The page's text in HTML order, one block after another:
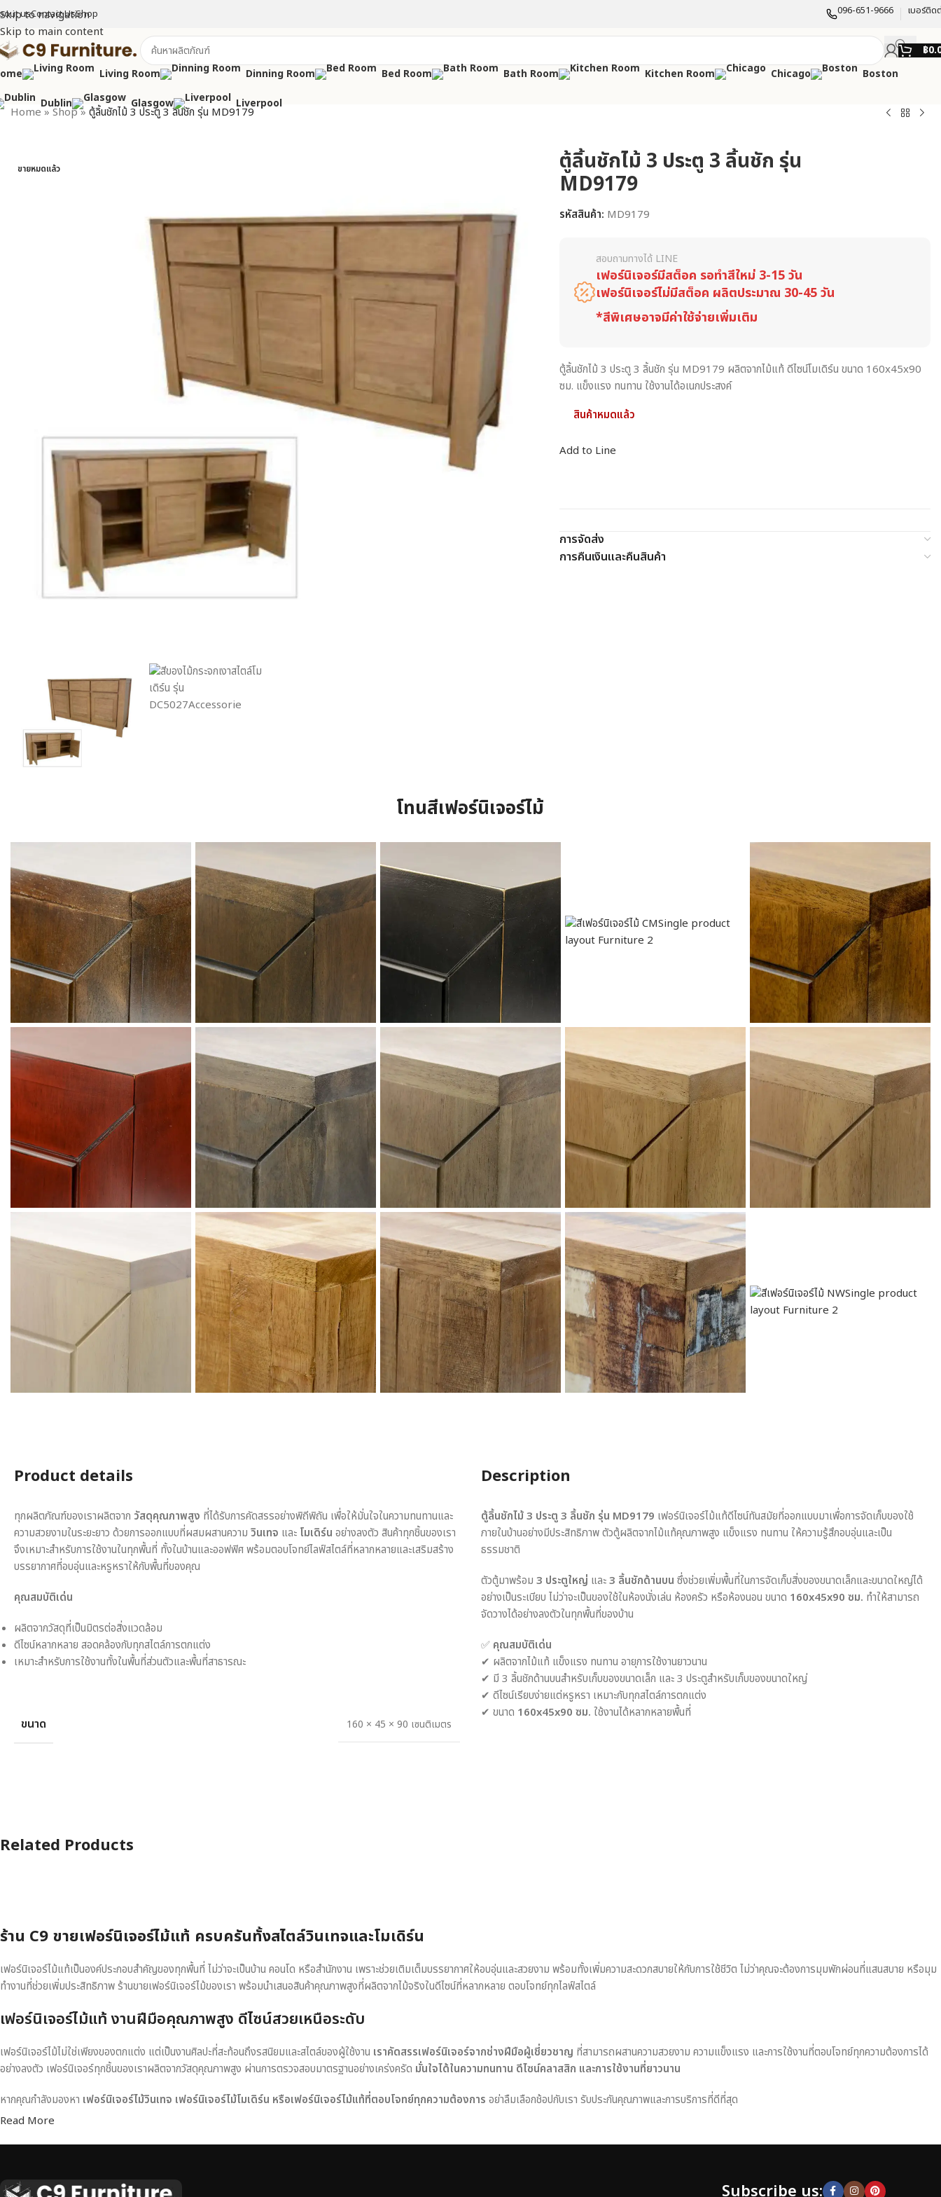
Skip to navigation
Skip to main content
usContact UsShop 096-651-9666 เบอร์ติด
฿
Living Room Dinning Room Bed Room Bath Room Kitchen Room Chicago
Boston
Dublin
Glasgow Liverpool
Home » Shop» ตู้ลิ้นชักไม้ 3 ประตู 3 ลิ้นชัก รุ่น MD9179
ขายหมดแล้ว ตู้ลิ้นชักไม้ 3 ประตู 3 ลิ้นชัก รุ่น
MD9179
รหัสสินค้า: MD9179
สอบถามทางได้ LINE
เฟอร์นิเจอร์มีสต็อค รอทำสีใหม่ 3-15 วัน
เฟอร์นิเจอร์ไม่มีสต็อค ผลิตประมาณ 30-45 วัน
*สีพิเศษอาจมีค่าใช้จ่ายเพิ่มเติม
ตู้ลิ้นชักไม้ 3 ประตู 3 ลิ้นชัก รุ่น MD9179 ผลิตจากไม้แท้ ดีไซน์โมเดิร์น ขนาด 160x45x90
ซม. แข็งแรง ทนทาน ใช้งานได้อเนกประสงค์
สินค้าหมดแล้ว
Add to Line
การจัดส่ง
การคืนเงินและคืนสินค้า
โทนสีเฟอร์นิเจอร์ไม้
Product details
ทุกผลิตภัณฑ์ของเราผลิตจาก วัสดุคุณภาพสูง ที่ได้รับการคัดสรรอย่างพิถีพิถัน เพื่อให้มั่นใจในความทนทานและ
ความสวยงามในระยะยาว ด้วยการออกแบบที่ผสมผสานความ วินเทจ และ โมเดิร์น อย่างลงตัว สินค้าทุกชิ้นของเรา
จึงเหมาะสำหรับการใช้งานในทุกพื้นที่ ทั้งในบ้านและออฟฟิศ พร้อมตอบโจทย์ไลฟ์สไตล์ที่หลากหลายและเสริมสร้าง
บรรยากาศที่อบอุ่นและหรูหราให้กับพื้นที่ของคุณ
คุณสมบัติเด่น
ผลิตจากวัสดุที่เป็นมิตรต่อสิ่งแวดล้อม
ดีไซน์หลากหลาย สอดคล้องกับทุกสไตล์การตกแต่ง
เหมาะสำหรับการใช้งานทั้งในพื้นที่ส่วนตัวและพื้นที่สาธารณะ
ขนาด 160 × 45 × 90 เซนติเมตร
Description
ตู้ลิ้นชักไม้ 3 ประตู 3 ลิ้นชัก รุ่น MD9179 เฟอร์นิเจอร์ไม้แท้ดีไซน์ทันสมัยที่ออกแบบมาเพื่อการจัดเก็บของใช้
ภายในบ้านอย่างมีประสิทธิภาพ ตัวตู้ผลิตจากไม้แท้คุณภาพสูง แข็งแรง ทนทาน ให้ความรู้สึกอบอุ่นและเป็น
ธรรมชาติ
ตัวตู้มาพร้อม 3 ประตูใหญ่ และ3 ลิ้นชักด้านบน ซึ่งช่วยเพิ่มพื้นที่ในการจัดเก็บสิ่งของขนาดเล็กและขนาดใหญ่ได้
อย่างเป็นระเบียบ ไม่ว่าจะเป็นของใช้ในห้องนั่งเล่น ห้องครัว หรือห้องนอน ขนาด 160x45x90 ซม. ทำให้สามารถ
จัดวางได้อย่างลงตัวในทุกพื้นที่ของบ้าน
✅ คุณสมบัติเด่น
✔ ผลิตจากไม้แท้ แข็งแรง ทนทาน อายุการใช้งานยาวนาน
✔ มี 3 ลิ้นชักด้านบนสำหรับเก็บของขนาดเล็ก และ 3 ประตูสำหรับเก็บของขนาดใหญ่
✔ ดีไซน์เรียบง่ายแต่หรูหรา เหมาะกับทุกสไตล์การตกแต่ง
✔ ขนาด 160x45x90 ซม. ใช้งานได้หลากหลายพื้นที่
Related Products
ร้าน C9 ขายเฟอร์นิเจอร์ไม้แท้ ครบครันทั้งสไตล์วินเทจและโมเดิร์น
เฟอร์นิเจอร์ไม้แท้เป็นองค์ประกอบสำคัญของทุกพื้นที่ ไม่ว่าจะเป็นบ้าน คอนโด หรือสำนักงาน เพราะช่วยเติมเต็มบรรยากาศให้อบอุ่นและสวยงาม พร้อมทั้งเพิ่มความสะดวกสบายให้กับการใช้ชีวิต ไม่ว่าคุณจะต้องการมุมพักผ่อนที่แสนสบาย หรือมุม
ทำงานที่ช่วยเพิ่มประสิทธิภาพ ร้านขายเฟอร์นิเจอร์ไม้ของเรา พร้อมนำเสนอสินค้าคุณภาพสูงที่ผลิตจากไม้จริงในดีไซน์ที่หลากหลาย ตอบโจทย์ทุกไลฟ์สไตล์
เฟอร์นิเจอร์ไม้แท้ งานฝีมือคุณภาพสูง ดีไซน์สวยเหนือระดับ
เฟอร์นิเจอร์ไม้ไม่ใช่เพียงของตกแต่ง แต่เป็นงานศิลปะที่สะท้อนถึงรสนิยมและสไตล์ของผู้ใช้งาน เราคัดสรรเฟอร์นิเจอร์จากช่างฝีมือผู้เชี่ยวชาญ ที่สามารถผสานความสวยงาม ความแข็งแรง และการใช้งานที่ตอบโจทย์ทุกความต้องการได้
อย่างลงตัว เฟอร์นิเจอร์ทุกชิ้นของเราผลิตจากวัสดุคุณภาพสูง ผ่านการตรวจสอบมาตรฐานอย่างเคร่งครัด มั่นใจได้ในความทนทาน ดีไซน์คลาสสิก และการใช้งานที่ยาวนาน
หากคุณกำลังมองหา เฟอร์นิเจอร์ไม้วินเทจ เฟอร์นิเจอร์ไม้โมเดิร์น หรือเฟอร์นิเจอร์ไม้แท้ที่ตอบโจทย์ทุกความต้องการ อย่าลืมเลือกช้อปกับเรา รับประกันคุณภาพและการบริการที่ดีที่สุด
Read More
Subscribe us: